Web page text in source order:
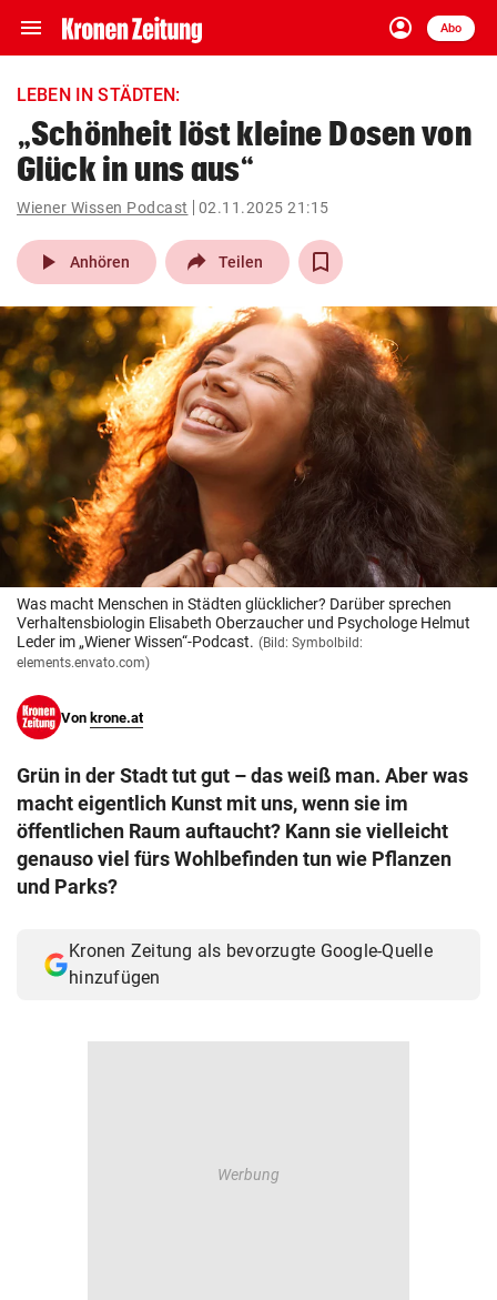
menu Navigation
ein-/ausklappen
account_circle
Anmelden
Abo
close Schließen
account_circle Anmelden
pin_drop
Wien arrow_right
bookmark
search
Suchbegriff
eingeben
© Krone Multimedia GmbH & Co KG 2026
Muthgasse 2, 1190 Wien
LEBEN IN STÄDTEN:
„Schönheit löst kleine Dosen von
Glück in uns aus“
Wiener Wissen Podcast 02.11.2025 21:15
play_arrow Anhören Teilen
Was macht Menschen in Städten glücklicher? Darüber sprechen
Verhaltensbiologin Elisabeth Oberzaucher und Psychologe Helmut
Leder im „Wiener Wissen“-Podcast. (Bild: Symbolbild:
elements.envato.com)
Von krone.at
Grün in der Stadt tut gut – das weiß man. Aber was
macht eigentlich Kunst mit uns, wenn sie im
öffentlichen Raum auftaucht? Kann sie vielleicht
genauso viel fürs Wohlbefinden tun wie Pflanzen
und Parks?
Kronen Zeitung als bevorzugte Google-Quelle
hinzufügen